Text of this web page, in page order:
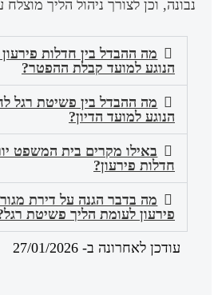
נבונה, וכן לצורך ניהול הליך
מה ההבדל בין חדלות
הנוגע למועד קבלת ההפטר?
מה ההבדל בין פשיטת רגל
הנוגע למועד הדיון?
באילו מקרים בית המשפט
חדלות פירעון?
מה בדבר הגנה על דירת
פירעון לעומת הליך פשיטת
עודכן לאחרונה ב- 27/01/2026